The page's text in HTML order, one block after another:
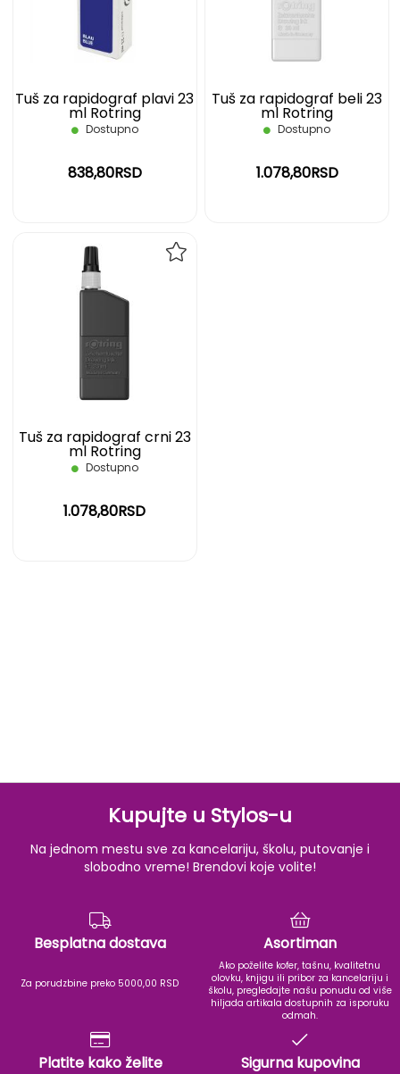
Tuš za rapidograf plavi 23
ml Rotring
Dostupno
838,80RSD
Tuš za rapidograf beli 23
ml Rotring
Dostupno
1.078,80RSD
Tuš za rapidograf crni 23
ml Rotring
Dostupno
1.078,80RSD
Kupujte u Stylos-u
Na jednom mestu sve za kancelariju, školu, putovanje i
slobodno vreme! Brendovi koje volite!
Besplatna dostava
Za porudzbine preko 5000,00 RSD
Asortiman
Ako poželite kofer, tašnu, kvalitetnu
olovku, knjigu ili pribor za kancelariju i
školu, pregledajte našu ponudu od više
hiljada artikala dostupnih za isporuku
odmah.
Platite kako želite Sigurna kupovina